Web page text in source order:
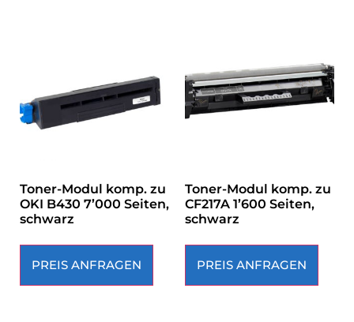
Toner-Modul komp. zu
OKI B430 7’000 Seiten,
schwarz
PREIS ANFRAGEN
Toner-Modul komp. zu
CF217A 1’600 Seiten,
schwarz
PREIS ANFRAGEN